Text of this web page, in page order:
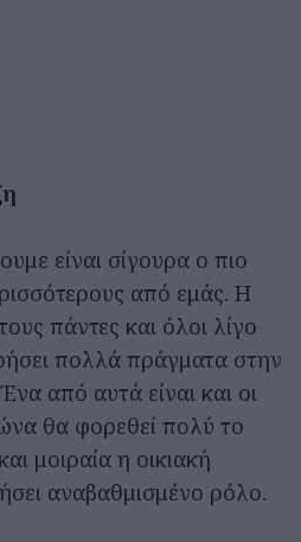
είναι σίγουρα ο πιο
από εμάς. Η
πάντες και όλοι λίγο
πολλά πράγματα στην
από αυτά είναι και οι
θα φορεθεί πολύ το
μοιραία η οικιακή
αναβαθμισμένο ρόλο.